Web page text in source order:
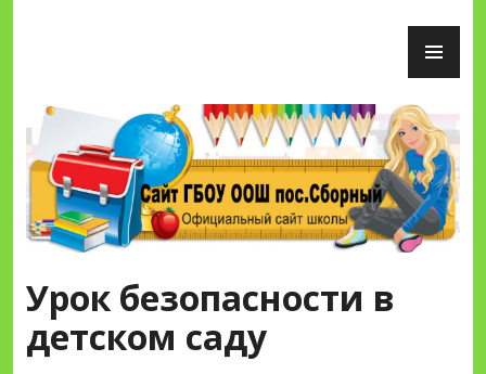
Сайт ГБОУ ООШ пос.Сборный
Урок безопасности в
детском саду